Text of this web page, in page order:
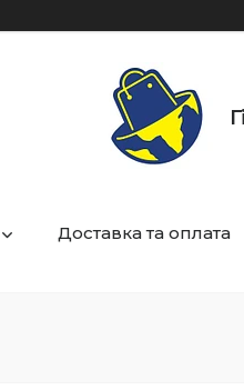
Доставка та оплата